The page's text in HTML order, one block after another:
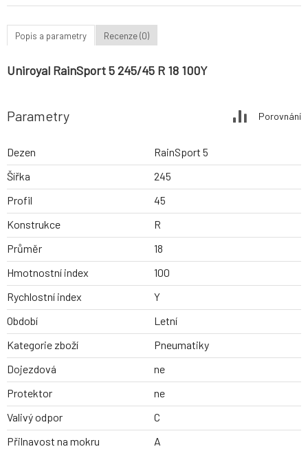
Popis a parametry Recenze (0)
Uniroyal RainSport 5 245/45 R 18 100Y
Parametry Porovnání
Dezen
RainSport 5
Šířka
245
Profil
45
Konstrukce
R
Průměr
18
Hmotnostní index
100
Rychlostní index
Y
Období
Letní
Kategorie zboží
Pneumatiky
Dojezdová
ne
Protektor
ne
Valivý odpor
C
Přilnavost na mokru
A